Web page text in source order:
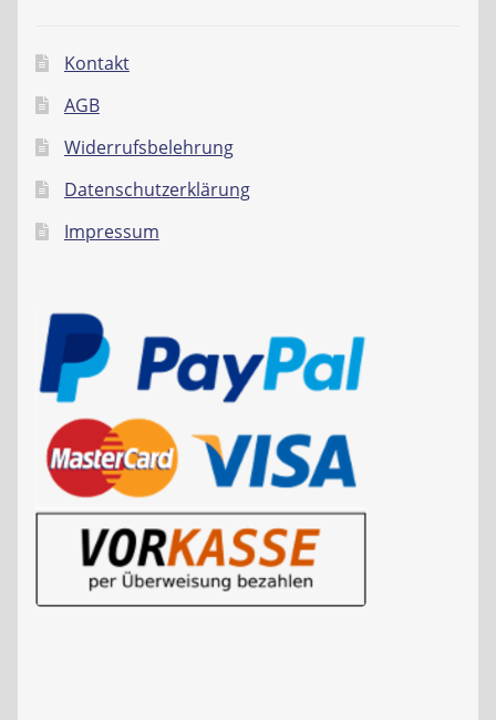
Kontakt
AGB
Widerrufsbelehrung
Datenschutzerklärung
Impressum